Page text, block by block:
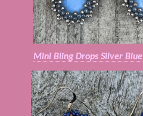
Mini Bling Drops Silver Blue